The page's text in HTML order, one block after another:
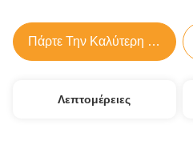
Πάρτε Την Καλύτερη Τιμή
Λεπτομέρειες